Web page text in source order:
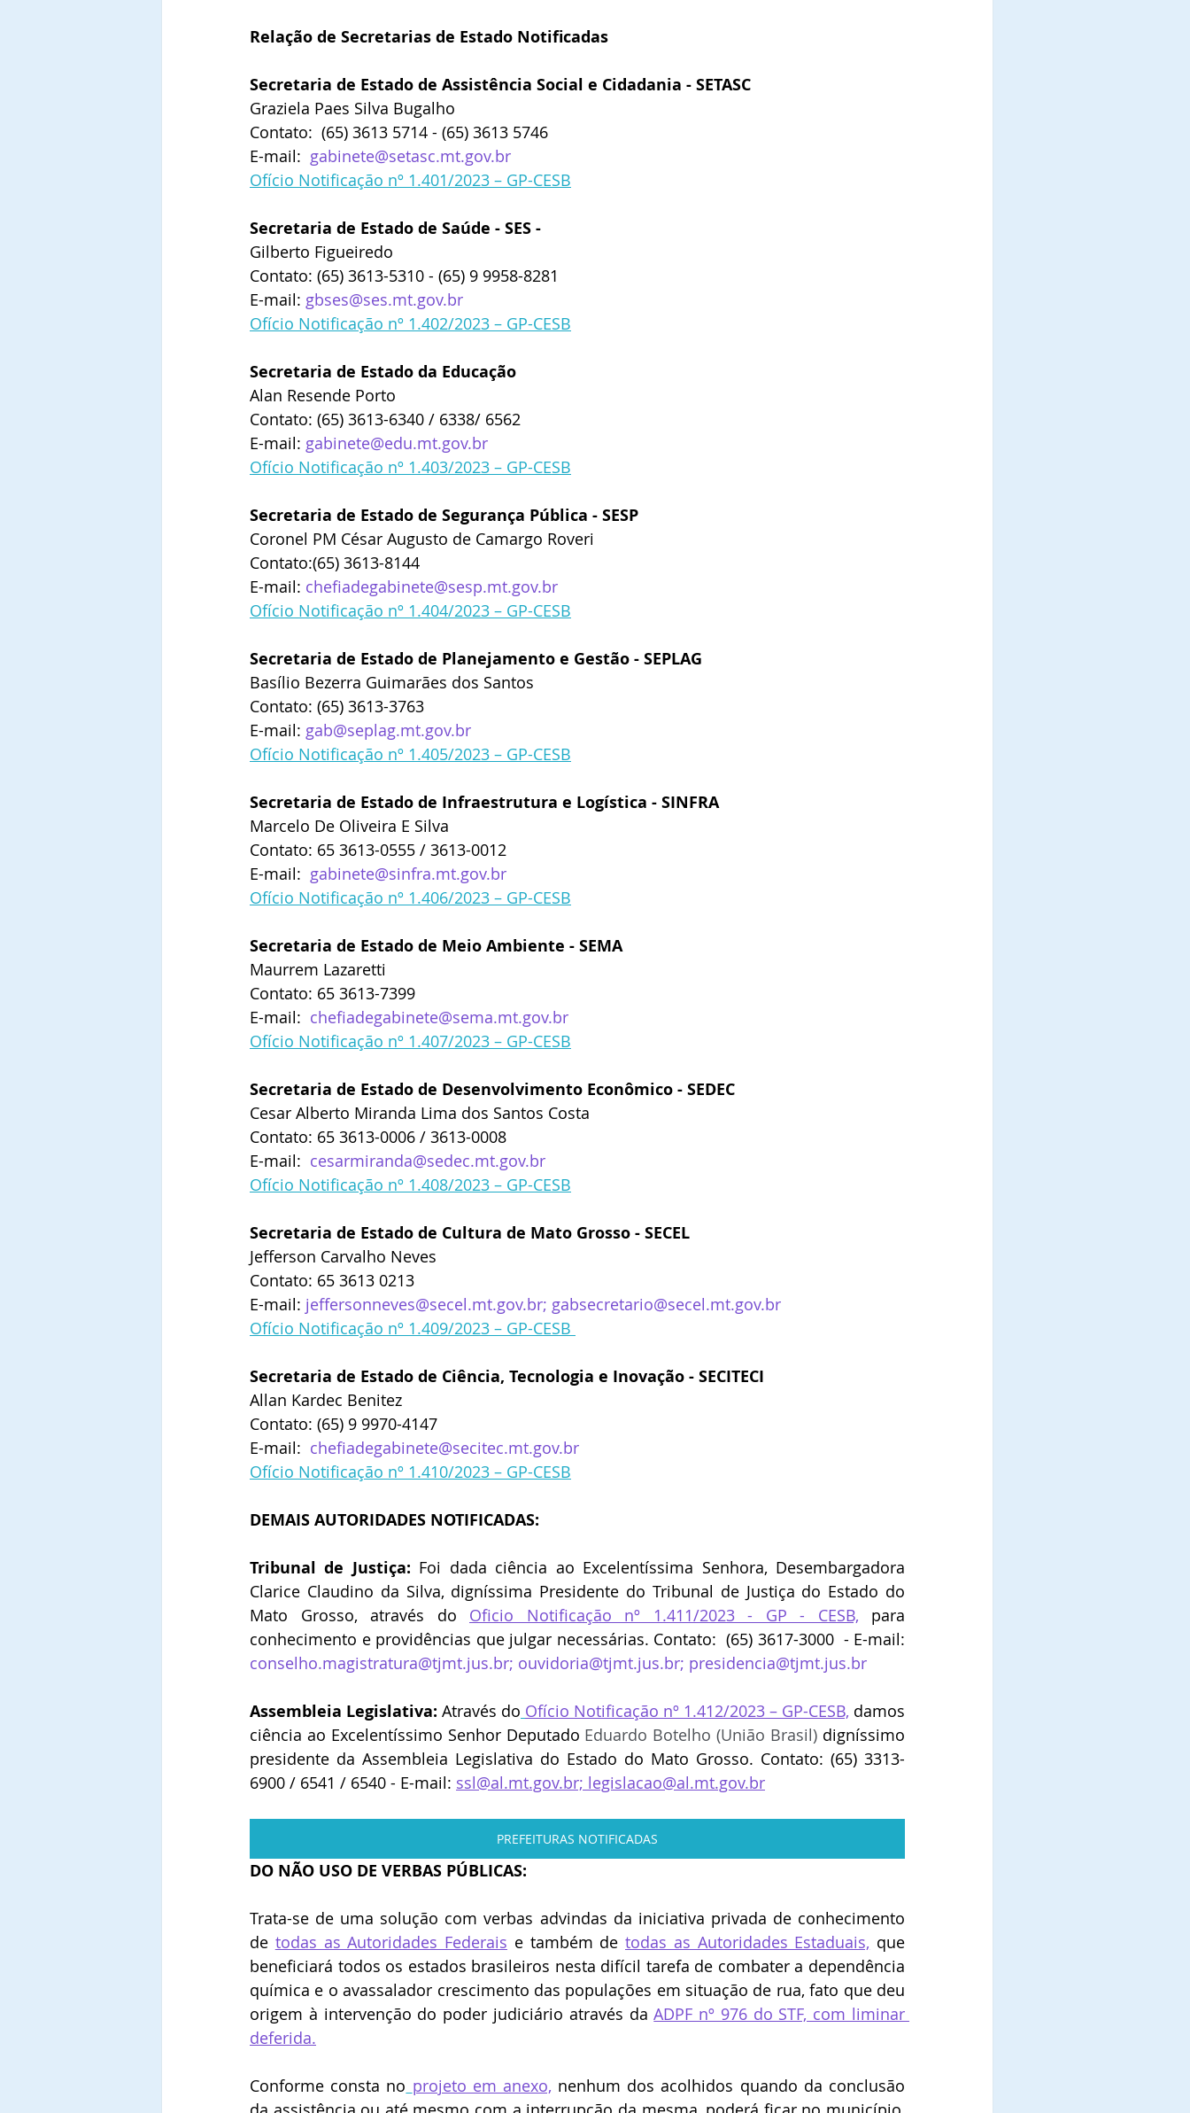
Relação de Secretarias de Estado Notificadas
Secretaria de Estado de Assistência Social e Cidadania - SETASC
Graziela Paes Silva Bugalho
Contato: (65) 3613 5714 - (65) 3613 5746
E-mail: gabinete@setasc.mt.gov.br
Ofício Notificação nº 1.401/2023 – GP-CESB
Secretaria de Estado de Saúde - SES -
Gilberto Figueiredo
Contato: (65) 3613-5310 - (65) 9 9958-8281
E-mail: gbses@ses.mt.gov.br
Ofício Notificação nº 1.402/2023 – GP-CESB
Secretaria de Estado da Educação
Alan Resende Porto
Contato: (65) 3613-6340 / 6338/ 6562
E-mail: gabinete@edu.mt.gov.br
Ofício Notificação nº 1.403/2023 – GP-CESB
Secretaria de Estado de Segurança Pública - SESP
Coronel PM César Augusto de Camargo Roveri
Contato:(65) 3613-8144
E-mail: chefiadegabinete@sesp.mt.gov.br
Ofício Notificação nº 1.404/2023 – GP-CESB
Secretaria de Estado de Planejamento e Gestão - SEPLAG
Basílio Bezerra Guimarães dos Santos
Contato: (65) 3613-3763
E-mail: gab@seplag.mt.gov.br
Ofício Notificação nº 1.405/2023 – GP-CESB
Secretaria de Estado de Infraestrutura e Logística - SINFRA
Marcelo De Oliveira E Silva
Contato: 65 3613-0555 / 3613-0012
E-mail: gabinete@sinfra.mt.gov.br
Ofício Notificação nº 1.406/2023 – GP-CESB
Secretaria de Estado de Meio Ambiente - SEMA
Maurrem Lazaretti
Contato: 65 3613-7399
E-mail: chefiadegabinete@sema.mt.gov.br
Ofício Notificação nº 1.407/2023 – GP-CESB
Secretaria de Estado de Desenvolvimento Econômico - SEDEC
Cesar Alberto Miranda Lima dos Santos Costa
Contato: 65 3613-0006 / 3613-0008
E-mail: cesarmiranda@sedec.mt.gov.br
Ofício Notificação nº 1.408/2023 – GP-CESB
Secretaria de Estado de Cultura de Mato Grosso - SECEL
Jefferson Carvalho Neves
Contato: 65 3613 0213
E-mail: jeffersonneves@secel.mt.gov.br; gabsecretario@secel.mt.gov.br
Ofício Notificação nº 1.409/2023 – GP-CESB
Secretaria de Estado de Ciência, Tecnologia e Inovação - SECITECI
Allan Kardec Benitez
Contato: (65) 9 9970-4147
E-mail: chefiadegabinete@secitec.mt.gov.br
Ofício Notificação nº 1.410/2023 – GP-CESB
DEMAIS AUTORIDADES NOTIFICADAS:
Tribunal de Justiça: Foi dada ciência ao Excelentíssima Senhora, Desembargadora
Clarice Claudino da Silva, digníssima Presidente do Tribunal de Justiça do Estado do
Mato Grosso, através do Oficio Notificação nº 1.411/2023 - GP - CESB, para
conhecimento e providências que julgar necessárias. Contato: (65) 3617-3000
  -
conselho.magistratura@tjmt.jus.br; ouvidoria@tjmt.jus.br; presidencia@tjmt.jus.br
Assembleia Legislativa: Através do Ofício Notificação nº 1.412/2023 – GP-CESB, damos
ciência ao Excelentíssimo Senhor Deputado Eduardo Botelho (União Brasil) digníssimo
presidente da Assembleia Legislativa do Estado do Mato Grosso. Contato: (65) 3313-
6900 / 6541 / 6540 - E-mail: ssl@al.mt.gov.br; legislacao@al.mt.gov.br
PREFEITURAS NOTIFICADAS
DO NÃO USO DE VERBAS PÚBLICAS:
Trata-se de uma solução com verbas advindas da iniciativa privada de conhecimento
de todas as Autoridades Federais e também de todas as Autoridades Estaduais, que
beneficiará todos os estados brasileiros nesta difícil tarefa de combater a dependência
química e o avassalador crescimento das populações em situação de rua, fato que deu
origem à intervenção do poder judiciário através da ADPF nº 976 do STF, com liminar
deferida.
Conforme consta no projeto em anexo, nenhum dos acolhidos quando da conclusão